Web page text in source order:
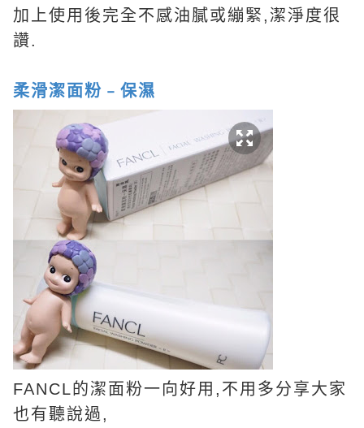
加上使用後完全不感油膩或繃緊,潔淨度很
讚.
柔滑潔面粉﹣保濕
FANCL的潔面粉一向好用,不用多分享大家
也有聽說過,